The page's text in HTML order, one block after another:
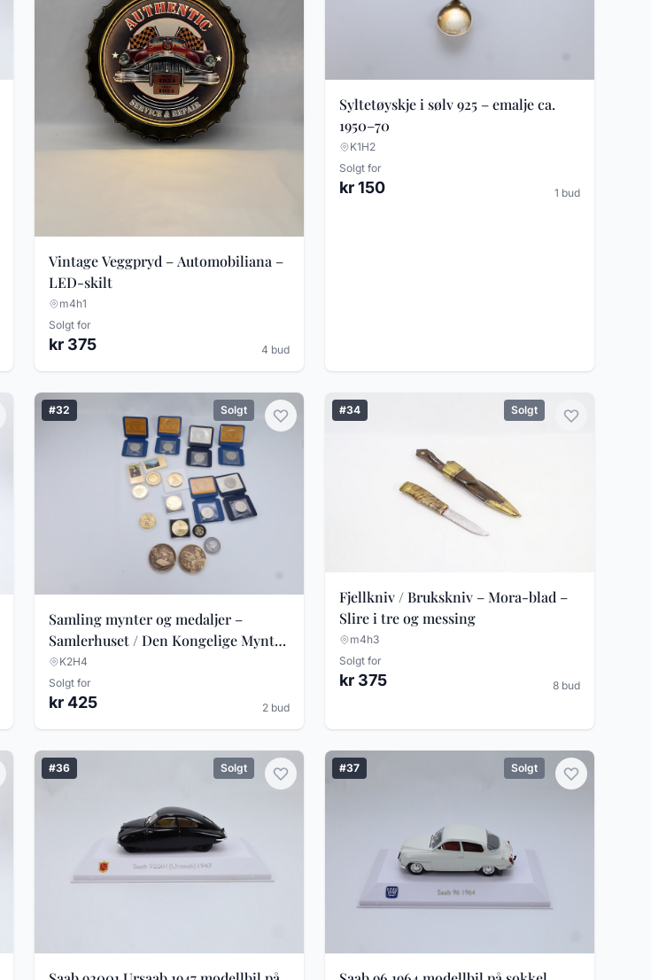
Vintage Veggpryd – Automobiliana –
LED-skilt
m4h1
Solgt for
kr 375 4 bud
Syltetøyskje i sølv 925 – emalje ca.
1950–70
K1H2
Solgt for
kr 150 1 bud
#32 Solgt
Samling mynter og medaljer –
Samlerhuset / Den Kongelige Mynt
ca. 1970–2010
K2H4
Solgt for
kr 425 2 bud
#34 Solgt
Fjellkniv / Brukskniv – Mora-blad –
Slire i tre og messing
m4h3
Solgt for
kr 375 8 bud
#36 Solgt #37 Solgt